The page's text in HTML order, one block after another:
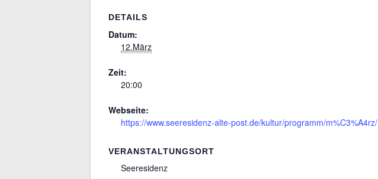
DETAILS
Datum:
12.März
Zeit:
20:00
Webseite:
https://www.seeresidenz-alte-post.de/kultur/programm/m%C3%A4rz/
VERANSTALTUNGSORT
Seeresidenz